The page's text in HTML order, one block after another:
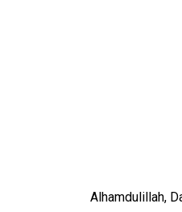
Alhamdulillah,